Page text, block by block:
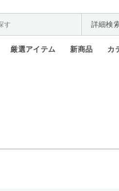
詳細検
厳選アイテム 新商品 カ